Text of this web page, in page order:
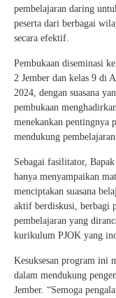
pembelajaran daring
peserta dari berbagai
secara efektif.
Pembukaan diseminasi
2 Jember dan kelas 9 di
2024, dengan suasana
pembukaan
menekankan pentingnya
mendukung
Sebagai fasilitator,
hanya menyampaikan
menciptakan suasana
aktif berdiskusi, berbagi
pembelajaran yang
kurikulum PJOK yang
Kesuksesan program ini
dalam mendukung
Jember. “Semoga